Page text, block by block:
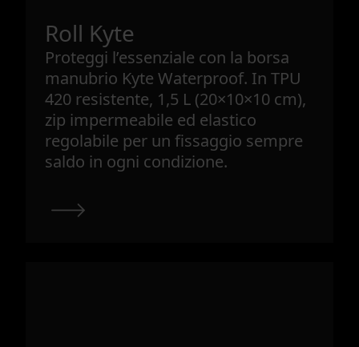
Roll Kyte
Proteggi l’essenziale con la borsa
manubrio Kyte Waterproof. In TPU
420 resistente, 1,5 L (20×10×10 cm),
zip impermeabile ed elastico
regolabile per un fissaggio sempre
saldo in ogni condizione.